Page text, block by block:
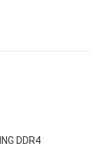
DDR4